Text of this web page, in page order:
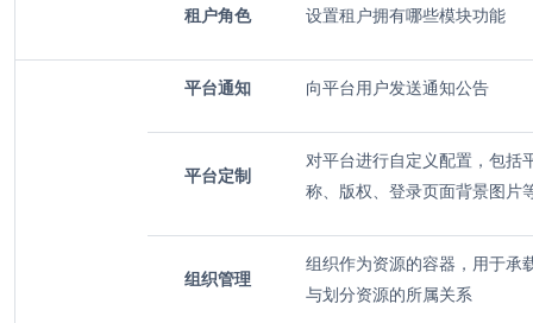
租户角色 设置租户拥有哪些模块功能
平台通知 向平台用户发送通知公告
平台定制
对平台进行自定义配置，包括
称、版权、登录页面背景图片
组织管理
组织作为资源的容器，用于承
与划分资源的所属关系